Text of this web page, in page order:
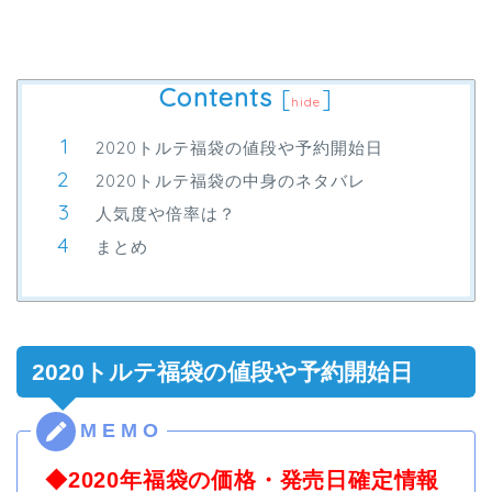
Contents [hide ]
2020トルテ福袋の値段や予約開始日
2020トルテ福袋の中身のネタバレ
人気度や倍率は？
まとめ
2020トルテ福袋の値段や予約開始日
◆2020年福袋の価格・発売日確定情報